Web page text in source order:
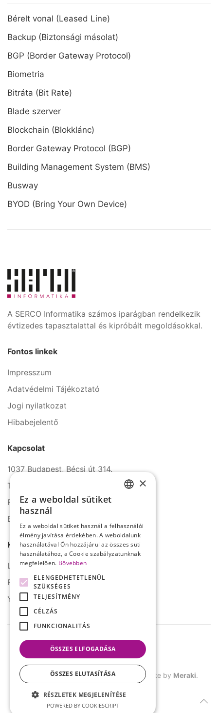
Bérelt vonal (Leased Line)
Backup (Biztonsági másolat)
BGP (Border Gateway Protocol)
Biometria
Bitráta (Bit Rate)
Blade szerver
Blockchain (Blokklánc)
Border Gateway Protocol (BGP)
Building Management System (BMS)
Busway
BYOD (Bring Your Own Device)
A SERCO Informatika számos iparágban rendelkezik
évtizedes tapasztalattal és kipróbált megoldásokkal.
Fontos linkek
Impresszum
Adatvédelmi Tájékoztató
Jogi nyilatkozat
Hibabejelentő
Kapcsolat
1037 Budapest, Bécsi út 314.
Tel.: +36 1 272 2140
Fax: +36 1 272 2150
E-mail: info@serco.hu
Kövessen minket
LinkedIn
Facebook
YouTube
© SERCO. Minden jog fenntartva. Site by Meraki.
×
Ez a weboldal sütiket
használ
Ez a weboldal sütiket használ a felhasználói
élmény javítása érdekében. A weboldalunk
használatával Ön hozzájárul az összes süti
használatához, a Cookie szabályzatunknak
megfelelően. Bővebben
ELENGEDHETETLENÜL
SZÜKSÉGES
TELJESÍTMÉNY
CÉLZÁS
FUNKCIONALITÁS
ÖSSZES ELFOGADÁSA
ÖSSZES ELUTASÍTÁSA
RÉSZLETEK MEGJELENÍTÉSE
POWERED BY COOKIESCRIPT